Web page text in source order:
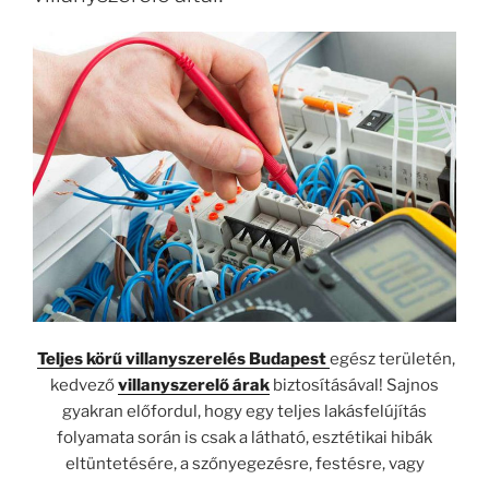
Teljes körű villanyszerelés Budapestegész területén,
kedvezővillanyszerelő árak biztosításával! Sajnos
gyakran előfordul, hogy egy teljes lakásfelújítás
folyamata során is csak a látható, esztétikai hibák
eltüntetésére, a szőnyegezésre, festésre, vagy